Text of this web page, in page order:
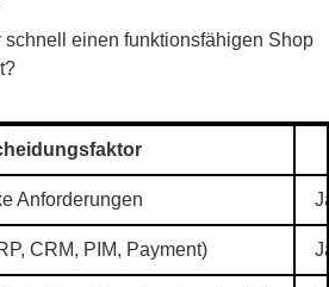
schnell einen funktionsfähigen Shop
Anforderungen
CRM, PIM, Payment)